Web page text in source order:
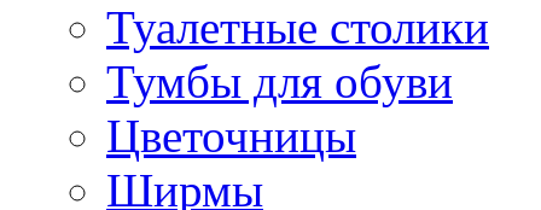
Туалетные столики
Тумбы для обуви
Цветочницы
Ширмы